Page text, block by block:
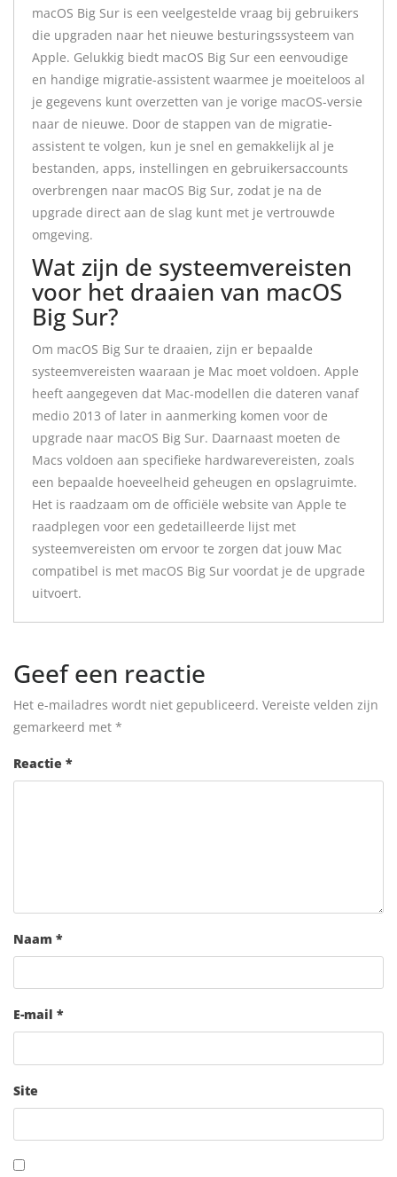
macOS Big Sur is een veelgestelde vraag bij gebruikers
die upgraden naar het nieuwe besturingssysteem van
Apple. Gelukkig biedt macOS Big Sur een eenvoudige
en handige migratie-assistent waarmee je moeiteloos al
je gegevens kunt overzetten van je vorige macOS-versie
naar de nieuwe. Door de stappen van de migratie-
assistent te volgen, kun je snel en gemakkelijk al je
bestanden, apps, instellingen en gebruikersaccounts
overbrengen naar macOS Big Sur, zodat je na de
upgrade direct aan de slag kunt met je vertrouwde
omgeving.
Wat zijn de systeemvereisten
voor het draaien van macOS
Big Sur?
Om macOS Big Sur te draaien, zijn er bepaalde
systeemvereisten waaraan je Mac moet voldoen. Apple
heeft aangegeven dat Mac-modellen die dateren vanaf
medio 2013 of later in aanmerking komen voor de
upgrade naar macOS Big Sur. Daarnaast moeten de
Macs voldoen aan specifieke hardwarevereisten, zoals
een bepaalde hoeveelheid geheugen en opslagruimte.
Het is raadzaam om de officiële website van Apple te
raadplegen voor een gedetailleerde lijst met
systeemvereisten om ervoor te zorgen dat jouw Mac
compatibel is met macOS Big Sur voordat je de upgrade
uitvoert.
Geef een reactie
Het e-mailadres wordt niet gepubliceerd. Vereiste velden zijn
gemarkeerd met *
Reactie *
Naam *
E-mail *
Site